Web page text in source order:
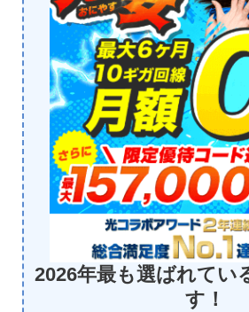
2026年最も選ばれてい
す！